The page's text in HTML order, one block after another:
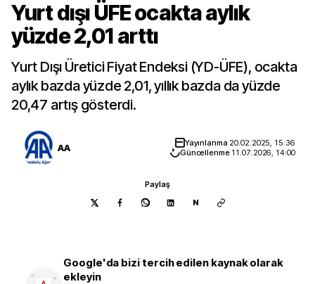
Yurt dışı ÜFE ocakta aylık
yüzde 2,01 arttı
Yurt Dışı Üretici Fiyat Endeksi (YD-ÜFE), ocakta
aylık bazda yüzde 2,01, yıllık bazda da yüzde
20,47 artış gösterdi.
AA Yayınlanma 20.02.2025, 15:36
Güncellenme 11.07.2026, 14:00
Paylaş
N
Google'da bizi tercih edilen kaynak olarak
ekleyin